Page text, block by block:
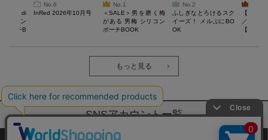
di
ティン
ポーチB
No.6
InRed 2026年10月号
No.1
＜SALE＞男を磨く梅
がある 男梅 シリコン
ポーチBOOK
No.2
ふしぎなとろけるスク
イーズ！ メルぷにBO
OK
【
／Lサイ
【一般
ウェア
もっと見る
SNSアカウントー覧